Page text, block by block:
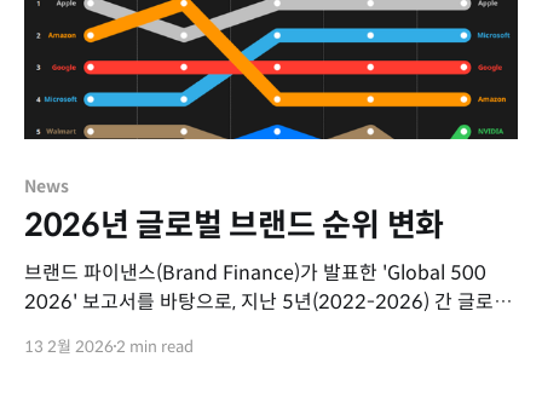
News
2026년 글로벌 브랜드 순위 변화
브랜드 파이낸스(Brand Finance)가 발표한 'Global 500
2026' 보고서를 바탕으로, 지난 5년(2022-2026) 간 글로벌
Apple, 5년 연속 1위 유지 Apple은 2022년부터
13 2월 20262 min read